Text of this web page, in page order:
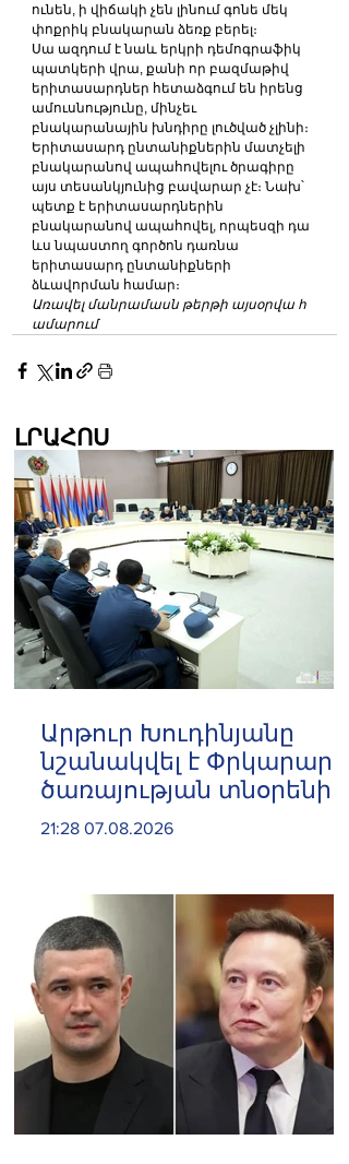
ունեն, ի վիճակի չեն լինում գոնե մեկ
փոքրիկ բնակարան ձեռք բերել։
Սա ազդում է նաև երկրի դեմոգրաֆիկ
պատկերի վրա, քանի որ բազմաթիվ
երիտասարդներ հետաձգում են իրենց
ամուսնությունը, մինչեւ
բնակարանային խնդիրը լուծված չլինի։
Երիտասարդ ընտանիքներին մատչելի
բնակարանով ապահովելու ծրագիրը
այս տեսանկյունից բավարար չէ։ Նախ՝
պետք է երիտասարդներին
բնակարանով ապահովել, որպեսզի դա
ևս նպաստող գործոն դառնա
երիտասարդ ընտանիքների
ձևավորման համար։
Առավել մանրամասն թերթի այսօրվա հ
ամարում
ԼՐԱՀՈՍ
Արթուր Խուդինյանը
նշանակվել է Փրկարար
ծառայության տնօրենի
տեղակալ
21:28 07.08.2026